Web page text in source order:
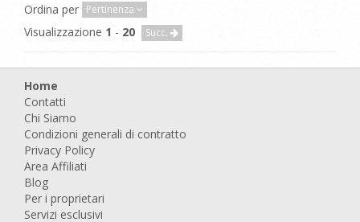
Ordina per Pertinenza
Visualizzazione 1 - 20 Succ.
Home
Contatti
Chi Siamo
Condizioni generali di contratto
Privacy Policy
Area Affiliati
Blog
Per i proprietari
Servizi esclusivi